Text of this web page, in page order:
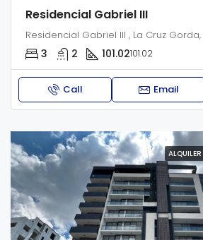
Residencial Gabriel III
3 2 101.02101.02
Call Email
ALQUILER